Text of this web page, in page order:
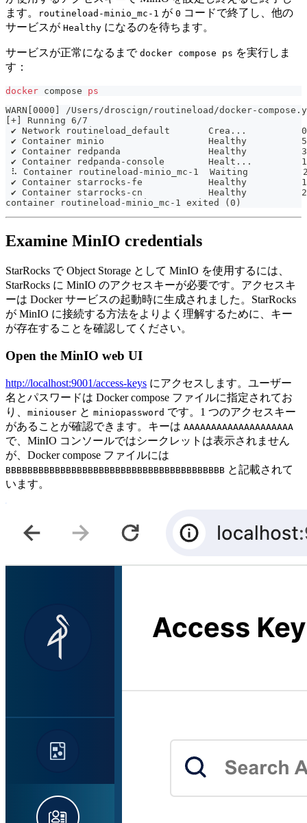
ます。
routineload-minio_mc-1 が 0 コードで終了し、他の
サービスが Healthy になるのを待ちます。
サービスが正常になるまで docker compose ps を実行しま
す：
docker compose ps
WARN[0000] /Users/droscign/routineload/docker-
[+] Running 6/7
✔ Network routineload_default       Crea...
✔ Container minio                   Healthy
✔ Container redpanda                Healthy
✔ Container redpanda-console        Healt...
⠧ Container routineload-minio_mc-1  Waiting
✔ Container starrocks-fe            Healthy
✔ Container starrocks-cn            Healthy
container routineload-minio_mc-1 exited (0)
Examine MinIO credentials
StarRocks で Object Storage として MinIO を使用するには、
StarRocks に MinIO のアクセスキーが必要です。アクセスキ
ーは Docker サービスの起動時に生成されました。StarRocks
が MinIO に接続する方法をよりよく理解するために、キー
が存在することを確認してください。
Open the MinIO web UI
http://localhost:9001/access-keys にアクセスします。ユーザー
名とパスワードは Docker compose ファイルに指定されてお
り、 miniouser と miniopassword です。1 つのアクセスキー
があることが確認できます。キーは AAAAAAAAAAAAAAAAAAAA
で、MinIO コンソールではシークレットは表示されません
が、Docker compose ファイルには
BBBBBBBBBBBBBBBBBBBBBBBBBBBBBBBBBBBBBBBB と記載されて
います。